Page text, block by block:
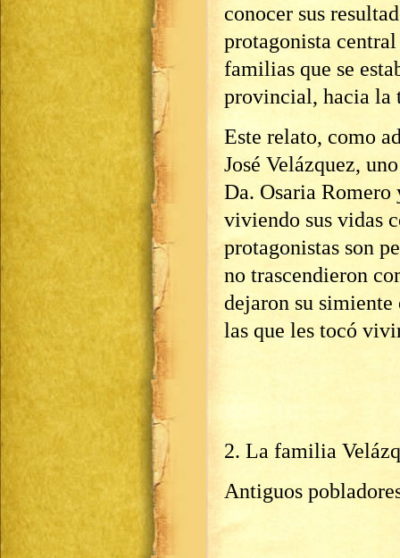
conocer sus
protagonista
familias que se
provincial, hacia la
Este relato, como
José Velázquez,
Da. Osaria Romero
viviendo sus vidas
protagonistas son
no trascendieron
dejaron su simiente
las que les tocó
2. La familia
Antiguos